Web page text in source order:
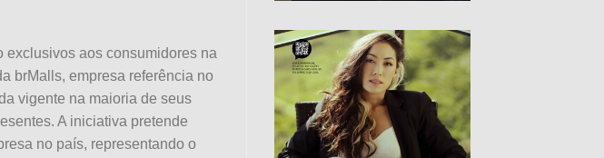
exclusivos aos consumidores na
brMalls, empresa referência no
vigente na maioria de seus
A iniciativa pretende
no país, representando o